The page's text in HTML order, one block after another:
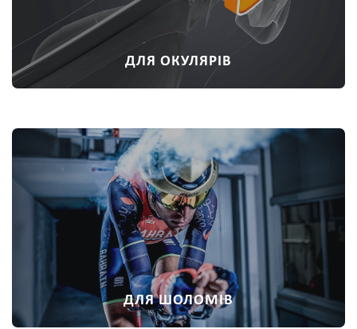
ДЛЯ ОКУЛЯРІВ
ДЛЯ ШОЛОМІВ